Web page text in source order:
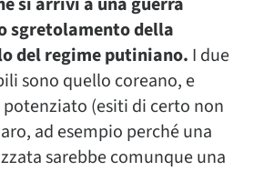
sgretolamento della
del regime putiniano. I due
sono quello coreano, e
(esiti di certo non
ad esempio perché una
sarebbe comunque una